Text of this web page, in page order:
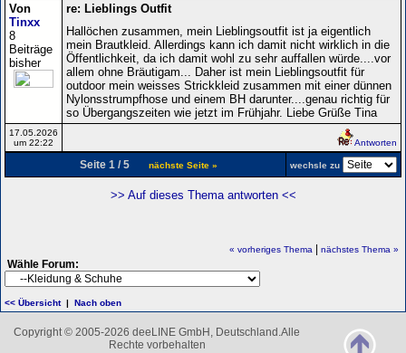
Von
Tinxx
8
Beiträge
bisher
re: Lieblings Outfit
Hallöchen zusammen, mein Lieblingsoutfit ist ja eigentlich
mein Brautkleid. Allerdings kann ich damit nicht wirklich in die
Öffentlichkeit, da ich damit wohl zu sehr auffallen würde....vor
allem ohne Bräutigam... Daher ist mein Lieblingsoutfit für
outdoor mein weisses Strickkleid zusammen mit einer dünnen
Nylonsstrumpfhose und einem BH darunter....genau richtig für
so Übergangszeiten wie jetzt im Frühjahr. Liebe Grüße Tina
17.05.2026
um 22:22
Antworten
Seite 1 / 5 nächste Seite » wechsle zu
>> Auf dieses Thema antworten <<
« vorheriges Thema nächstes Thema »
Wähle Forum:
<< Übersicht| Nach oben
Copyright © 2005-2026 deeLINE GmbH, Deutschland.Alle
Rechte vorbehalten